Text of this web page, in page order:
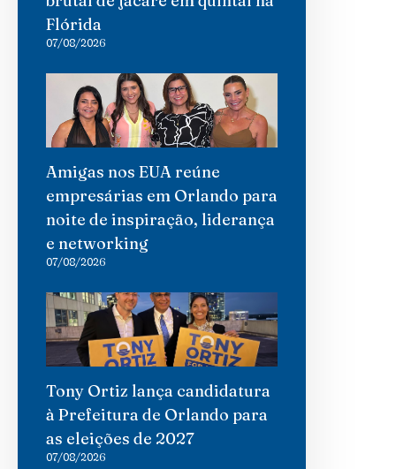
Flórida
07/08/2026
Amigas nos EUA reúne
empresárias em Orlando para
noite de inspiração, liderança
e networking
07/08/2026
Tony Ortiz lança candidatura
à Prefeitura de Orlando para
as eleições de 2027
07/08/2026